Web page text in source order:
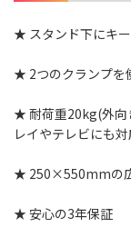
★ スタンド下にキ
★ 2つのクランプを
★ 耐荷重20kg(外向
レイやテレビにも
★ 250×550mmの
★ 安心の3年保証